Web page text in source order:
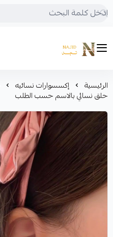
متجر نجد
الرئيسية إكسسوارات نسائيه
حلق نسائي بالاسم حسب الطلب